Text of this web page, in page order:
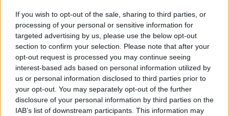
If you wish to opt-out of the sale, sharing to third parties, or
processing of your personal or sensitive information for
targeted advertising by us, please use the below opt-out
section to confirm your selection. Please note that after your
opt-out request is processed you may continue seeing
interest-based ads based on personal information utilized by
us or personal information disclosed to third parties prior to
your opt-out. You may separately opt-out of the further
disclosure of your personal information by third parties on the
IAB’s list of downstream participants. This information may
Apply
Quick
factsINSTITUTION
Swedish Transport Administration (Trafikverket)